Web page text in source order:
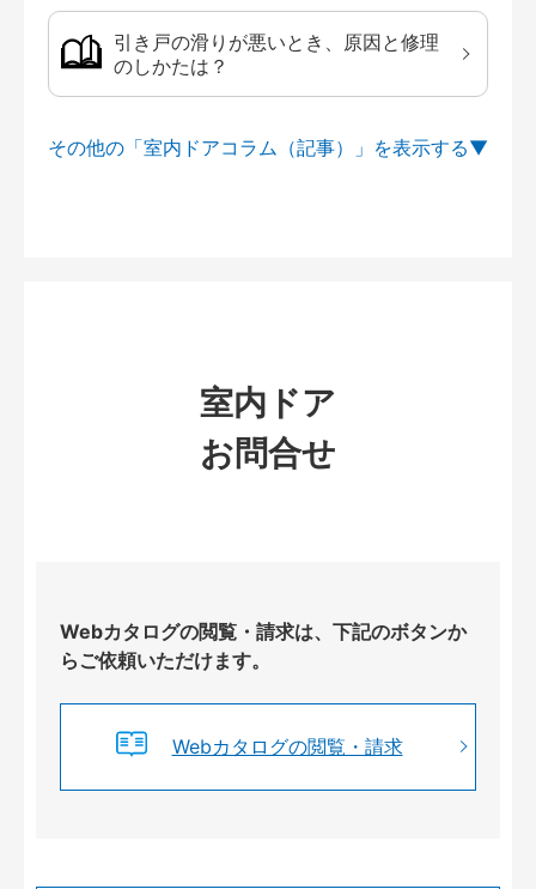
引き戸の滑りが悪いとき、原因と修理
のしかたは？
その他の「室内ドアコラム（記事）」を
室内ドア
お問合せ
Webカタログの閲覧・請求は、下記のボタンか
らご依頼いただけます。
Webカタログの閲覧・請求